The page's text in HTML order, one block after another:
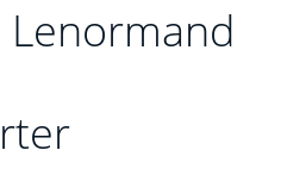
Lenormand